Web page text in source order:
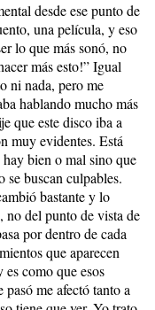
desde ese punto de
una película, y eso
lo que más sonó, no
más esto!” Igual
ni nada, pero me
hablando mucho más
que este disco iba a
muy evidentes. Está
bien o mal sino que
se buscan culpables.
bastante y lo
no del punto de vista de
por dentro de cada
que aparecen
como que esos
me afectó tanto a